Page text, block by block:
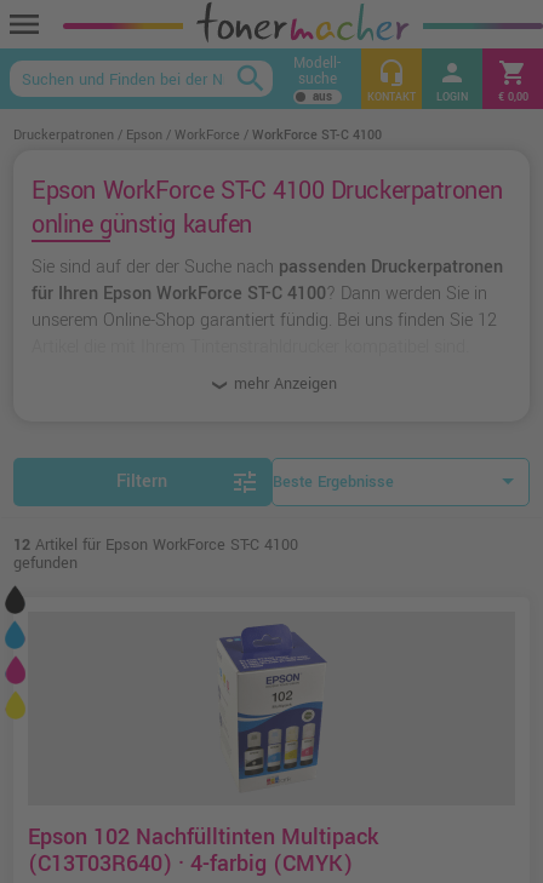
menu
keyboard_arrow_up
search Modell-
suche headset_mic
KONTAKT
person
LOGIN
shopping_cart
€ 0,00
Druckerpatronen Epson WorkForce WorkForce ST-C 4100
Epson WorkForce ST-C 4100 Druckerpatronen
online günstig kaufen
Sie sind auf der der Suche nach passenden Druckerpatronen
für Ihren Epson WorkForce ST-C 4100? Dann werden Sie in
unserem Online-Shop garantiert fündig. Bei uns finden Sie 12
originalen Druckerpatronen von Epson
unserer Hausmarke Ampertec
mehr Anzeigen
Filtern tune
12 Artikel für Epson WorkForce ST-C 4100
gefunden
Epson 102 Nachfülltinten Multipack
(C13T03R640) · 4-farbig (CMYK)